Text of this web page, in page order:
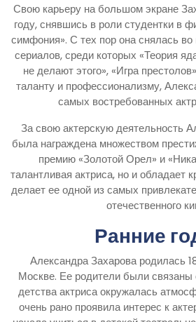
Свою карьеру на большом экране
году, снявшись в роли студентки в
симфония». С тех пор она снялась
сериалов, среди которых «Теория
не делают этого», «Игра
таланту и профессионализму,
самых востребованных
За свою актерскую деятельность
была награждена множеством
премию «Золотой Орел» и
талантливая актриса, но и обладает
делает ее одной из самых
отечественного
Ранние
Александра Захарова родилась
Москве. Ее родители были связаны
детства актриса окружалась
очень рано проявила интерес к